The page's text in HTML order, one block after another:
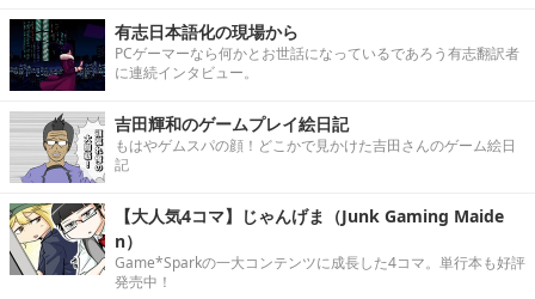
有志日本語化の現場から
PCゲーマーなら何かとお世話になっているであろう有志翻訳者
に連続インタビュー。
吉田輝和のゲームプレイ絵日記
もはやゲムスパの顔！どこかで見かけた吉田さんのゲーム絵日
記
【大人気4コマ】じゃんげま（Junk Gaming Maide
n）
Game*Sparkの一大コンテンツに成長した4コマ。単行本も好評
発売中！